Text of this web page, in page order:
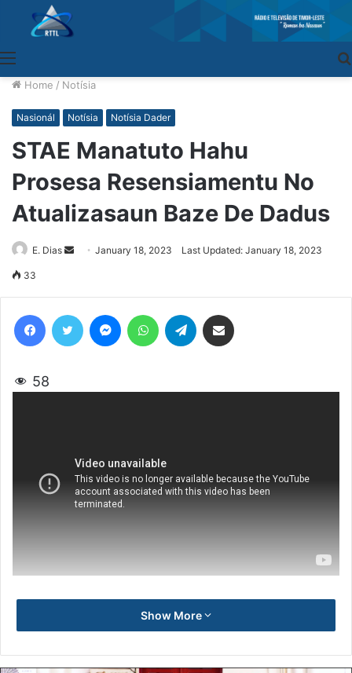
Home / Notísia
Nasionál Notísia Notísia Dader
STAE Manatuto Hahu
Prosesa Resensiamentu No
Atualizasaun Baze De Dadus
E. Dias
SendJanuary 18, 2023 Last Updated: January 18, 2023
33
58
Show More